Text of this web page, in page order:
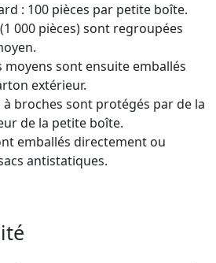
: 100 pièces par petite boîte.
000 pièces) sont regroupées
moyens sont ensuite emballés
extérieur.
broches sont protégés par de la
de la petite boîte.
emballés directement ou
antistatiques.